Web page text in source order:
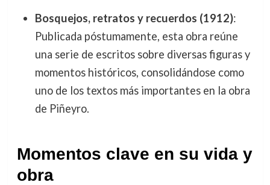
Bosquejos, retratos y recuerdos (1912):
Publicada póstumamente, esta obra reúne
una serie de escritos sobre diversas figuras y
momentos históricos, consolidándose como
uno de los textos más importantes en la obra
de Piñeyro.
Momentos clave en su vida y
obra